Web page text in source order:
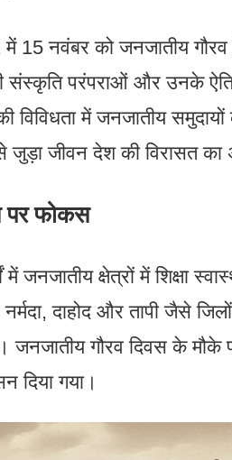
15 नवंबर को जनजातीय गौरव
संस्कृति परंपराओं और उनके
विविधता में जनजातीय
जीवन देश की विरासत का
पर फोकस
जनजातीय क्षेत्रों में शिक्षा
नर्मदा, दाहोद और तापी जैसे
जनजातीय गौरव दिवस के
दिया गया।